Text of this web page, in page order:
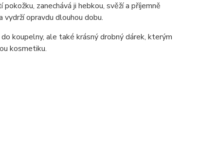
zanechává ji hebkou, svěží a příjemně
opravdu dlouhou dobu.
koupelny, ale také krásný drobný dárek, kterým
kosmetiku.